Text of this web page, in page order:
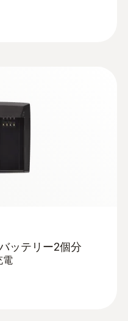
路と熱漏れの特定
に確認できない
れの特定
ッテリー2個分
電